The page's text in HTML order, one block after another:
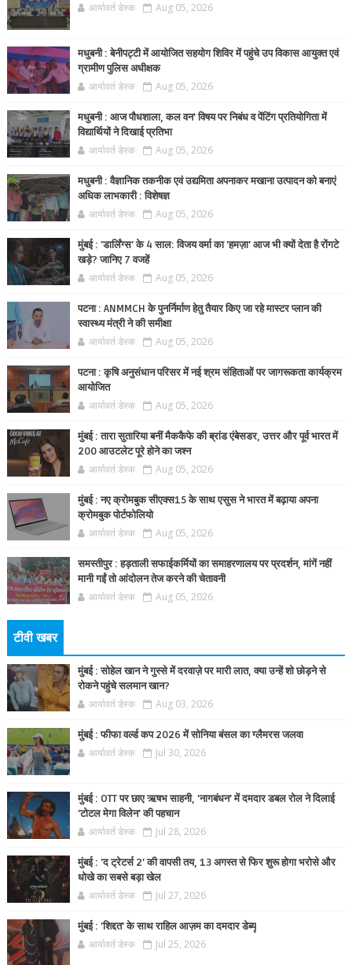
आर्यावर्त डेस्क Aug 05, 2026
मधुबनी : बेनीपट्टी में आयोजित सहयोग शिविर में पहुंचे उप विकास आयुक्त एवं
ग्रामीण पुलिस अधीक्षक
आर्यावर्त डेस्क Aug 05, 2026
मधुबनी : आज पौधशाला, कल वन' विषय पर निबंध व पेंटिंग प्रतियोगिता में
विद्यार्थियों ने दिखाई प्रतिभा
आर्यावर्त डेस्क Aug 05, 2026
मधुबनी : वैज्ञानिक तकनीक एवं उद्यमिता अपनाकर मखाना उत्पादन को बनाएं
अधिक लाभकारी : विशेषज्ञ
आर्यावर्त डेस्क Aug 05, 2026
मुंबई : 'डार्लिंग्स' के 4 साल: विजय वर्मा का 'हमज़ा' आज भी क्यों देता है रोंगटे
खड़े? जानिए 7 वजहें
आर्यावर्त डेस्क Aug 05, 2026
पटना : ANMMCH के पुनर्निर्माण हेतु तैयार किए जा रहे मास्टर प्लान की
स्वास्थ्य मंत्री ने की समीक्षा
आर्यावर्त डेस्क Aug 05, 2026
पटना : कृषि अनुसंधान परिसर में नई श्रम संहिताओं पर जागरूकता कार्यक्रम
आयोजित
आर्यावर्त डेस्क Aug 05, 2026
मुंबई : तारा सुतारिया बनीं मैककैफे की ब्रांड एंबेसडर, उत्तर और पूर्व भारत में
200 आउटलेट पूरे होने का जश्न
आर्यावर्त डेस्क Aug 05, 2026
मुंबई : नए क्रोमबुक सीएक्स15 के साथ एसुस ने भारत में बढ़ाया अपना
क्रोमबुक पोर्टफोलियो
आर्यावर्त डेस्क Aug 05, 2026
समस्तीपुर : हड़ताली सफाईकर्मियों का समाहरणालय पर प्रदर्शन, मांगें नहीं
मानी गईं तो आंदोलन तेज करने की चेतावनी
आर्यावर्त डेस्क Aug 05, 2026
टीवी खबर
मुंबई : सोहेल खान ने गुस्से में दरवाज़े पर मारी लात, क्या उन्हें शो छोड़ने से
रोकने पहुंचे सलमान खान?
आर्यावर्त डेस्क Aug 03, 2026
मुंबई : फीफा वर्ल्ड कप 2026 में सोनिया बंसल का ग्लैमरस जलवा
आर्यावर्त डेस्क Jul 30, 2026
मुंबई : OTT पर छाए ऋषभ साहनी, 'नागबंधन' में दमदार डबल रोल ने दिलाई
'टोटल मेगा विलेन' की पहचान
आर्यावर्त डेस्क Jul 28, 2026
मुंबई : 'द ट्रेटर्स 2' की वापसी तय, 13 अगस्त से फिर शुरू होगा भरोसे और
धोखे का सबसे बड़ा खेल
आर्यावर्त डेस्क Jul 27, 2026
मुंबई : 'शिद्दत' के साथ राहिल आज़म का दमदार डेब्यू
आर्यावर्त डेस्क Jul 25, 2026